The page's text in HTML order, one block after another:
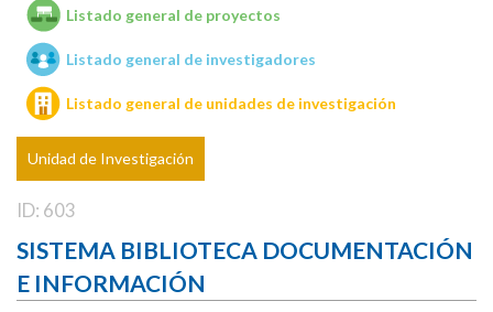
Unidades de investigación
Listado general de proyectos
Listado general de investigadores
Listado general de unidades de investigación
Unidad de Investigación
ID: 603
SISTEMA BIBLIOTECA DOCUMENTACIÓN
E INFORMACIÓN